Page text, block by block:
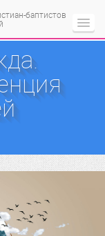
баптистов